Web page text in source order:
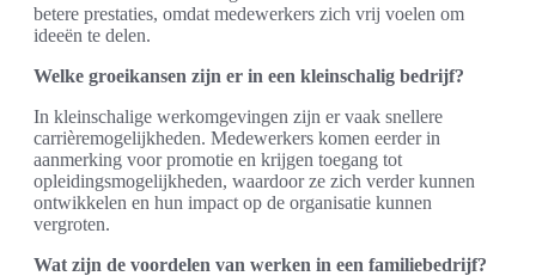
betere prestaties, omdat medewerkers zich vrij voelen om
ideeën te delen.
Welke groeikansen zijn er in een kleinschalig bedrijf?
In kleinschalige werkomgevingen zijn er vaak snellere
carrièremogelijkheden. Medewerkers komen eerder in
aanmerking voor promotie en krijgen toegang tot
opleidingsmogelijkheden, waardoor ze zich verder kunnen
ontwikkelen en hun impact op de organisatie kunnen
vergroten.
Wat zijn de voordelen van werken in een familiebedrijf?